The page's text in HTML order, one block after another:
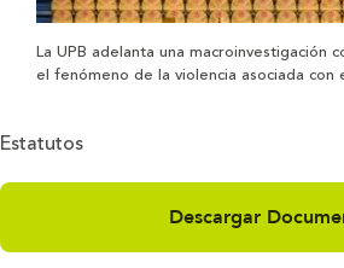
La UPB adelanta una macroinvestigación
el fenómeno de la violencia asociada con
Estatutos
Descargar